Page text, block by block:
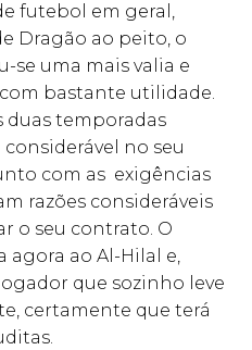
futebol em geral,
Dragão ao peito, o
se uma mais valia e
bastante utilidade.
duas temporadas
no seu
com as exigências
razões consideráveis
o seu contrato. O
agora ao Al-Hilal e,
que sozinho leve
certamente que terá